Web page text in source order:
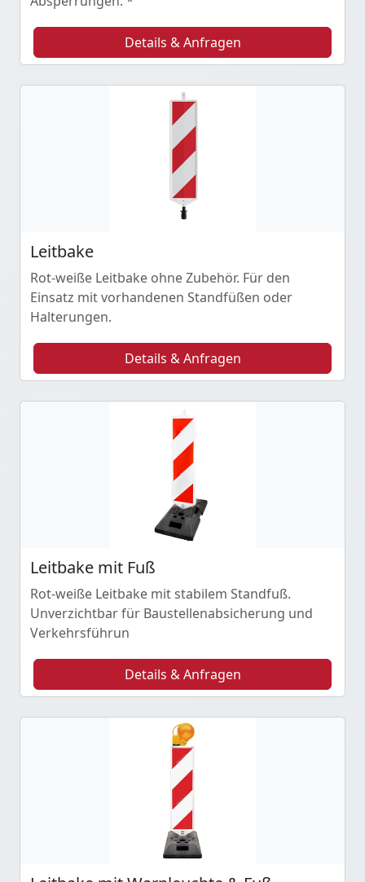
Details & Anfragen
Leitbake
Rot-weiße Leitbake ohne Zubehör. Für den
Einsatz mit vorhandenen Standfüßen oder
Halterungen.
Details & Anfragen
Leitbake mit Fuß
Rot-weiße Leitbake mit stabilem Standfuß.
Unverzichtbar für Baustellenabsicherung und
Verkehrsführun
Details & Anfragen